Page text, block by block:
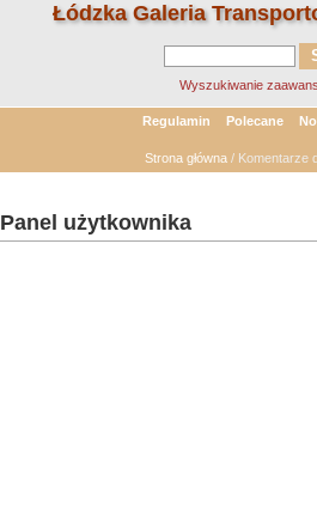
Łódzka Galeria
Wyszukiwanie
Regulamin Polecane
Strona główna/ Komentarze
Panel użytkownika